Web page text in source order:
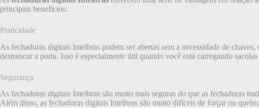
principais benefícios:
Praticidade
As fechaduras digitais Intelbras podem ser abertas sem a necessidade de
destrancar a porta. Isso é especialmente útil quando você está carregando
Segurança
As fechaduras digitais Intelbras são muito mais seguras do que as fechaduras
Além disso, as fechaduras digitais Intelbras são muito difíceis de forçar ou